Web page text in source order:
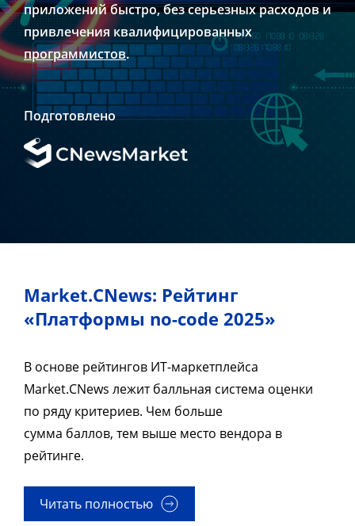
приложений быстро, без серьезных расходов и
привлечения квалифицированных
программистов.
Подготовлено
Market.CNews: Рейтинг
«Платформы no-code 2025»
В основе рейтингов ИТ-маркетплейса
Market.CNews лежит балльная система оценки
по ряду критериев. Чем больше
сумма баллов, тем выше место вендора в
рейтинге.
Читать полностью